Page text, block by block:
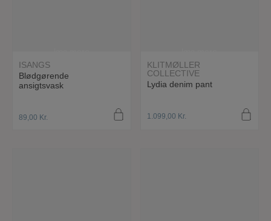
ISANGS
Blødgørende
ansigtsvask
89,00 Kr.
KLITMØLLER
COLLECTIVE
Lydia denim pant
1.099,00 Kr.